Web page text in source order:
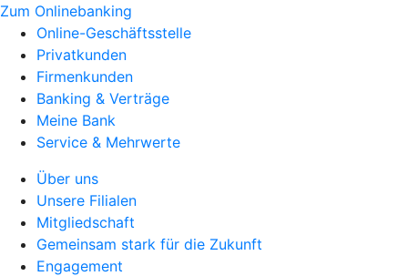
Zum Onlinebanking
Online-Geschäftsstelle
Privatkunden
Firmenkunden
Banking & Verträge
Meine Bank
Service & Mehrwerte
Über uns
Unsere Filialen
Mitgliedschaft
Gemeinsam stark für die Zukunft
Engagement